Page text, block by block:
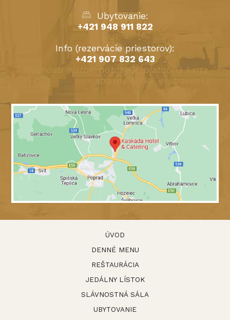
Ubytovanie:
+421 948 911 822
Info (rezervácie priestorov):
+421 907 832 643
Možnosti platby: hotovosť, platobná karta
stravné lístky, e-stravenky
ÚVOD
DENNÉ MENU
REŠTAURÁCIA
JEDÁLNY LÍSTOK
SLÁVNOSTNÁ SÁLA
UBYTOVANIE